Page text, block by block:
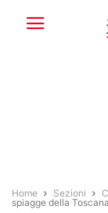
Home Sezioni
spiagge della Toscana